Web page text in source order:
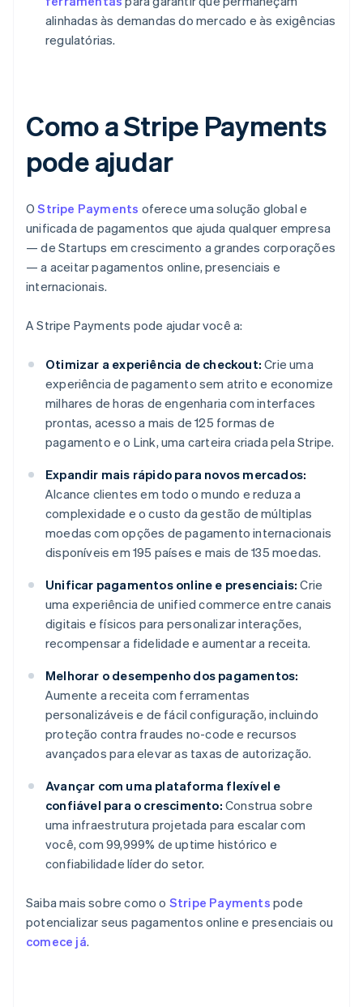
alinhadas às demandas do mercado e às exigências
regulatórias.
Como a Stripe Payments
pode ajudar
OStripe Payments oferece uma solução global e
unificada de pagamentos que ajuda qualquer empresa
— de Startups em crescimento a grandes corporações
— a aceitar pagamentos online, presenciais e
internacionais.
A Stripe Payments pode ajudar você a:
Otimizar a experiência de checkout: Crie uma
experiência de pagamento sem atrito e economize
milhares de horas de engenharia com interfaces
prontas, acesso a mais de 125 formas de
pagamento e o Link, uma carteira criada pela Stripe.
Expandir mais rápido para novos mercados:
Alcance clientes em todo o mundo e reduza a
complexidade e o custo da gestão de múltiplas
moedas com opções de pagamento internacionais
disponíveis em 195 países e mais de 135 moedas.
Unificar pagamentos online e presenciais: Crie
uma experiência de unified commerce entre canais
digitais e físicos para personalizar interações,
recompensar a fidelidade e aumentar a receita.
Melhorar o desempenho dos pagamentos:
Aumente a receita com ferramentas
personalizáveis e de fácil configuração, incluindo
proteção contra fraudes no-code e recursos
avançados para elevar as taxas de autorização.
Avançar com uma plataforma flexível e
confiável para o crescimento: Construa sobre
uma infraestrutura projetada para escalar com
você, com 99,999% de uptime histórico e
confiabilidade líder do setor.
Saiba mais sobre como o Stripe Payments pode
potencializar seus pagamentos online e presenciais ou
comece já.